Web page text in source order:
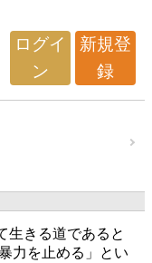
ログイ
ン
新規登
録
きる道であると
力を止める」とい